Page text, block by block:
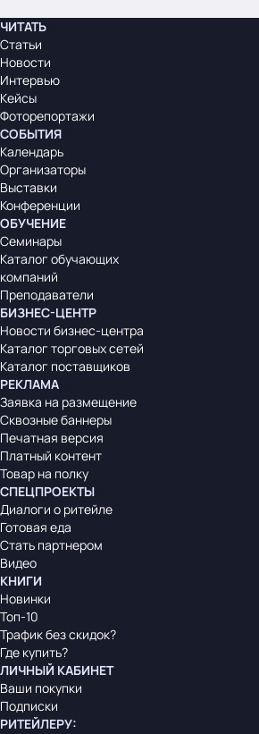
ЧИТАТЬ
Статьи
Новости
Интервью
Кейсы
Фоторепортажи
СОБЫТИЯ
Календарь
Организаторы
Выставки
Конференции
ОБУЧЕНИЕ
Семинары
Каталог обучающих
компаний
Преподаватели
БИЗНЕС-ЦЕНТР
Новости бизнес-центра
Каталог торговых сетей
Каталог поставщиков
РЕКЛАМА
Заявка на размещение
Сквозные баннеры
Печатная версия
Платный контент
Товар на полку
СПЕЦПРОЕКТЫ
Диалоги о ритейле
Готовая еда
Стать партнером
Видео
КНИГИ
Новинки
Топ-10
Трафик без скидок?
Где купить?
ЛИЧНЫЙ КАБИНЕТ
Ваши покупки
Подписки
РИТЕЙЛЕРУ: